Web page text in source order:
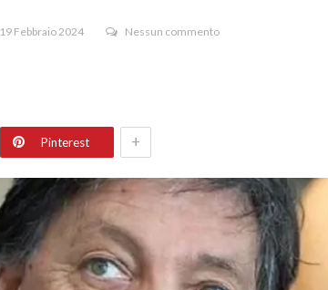
19 Febbraio 2024 Nessun commento
Pinterest +